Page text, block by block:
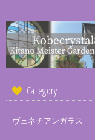
Category
ヴェネチアンガラス